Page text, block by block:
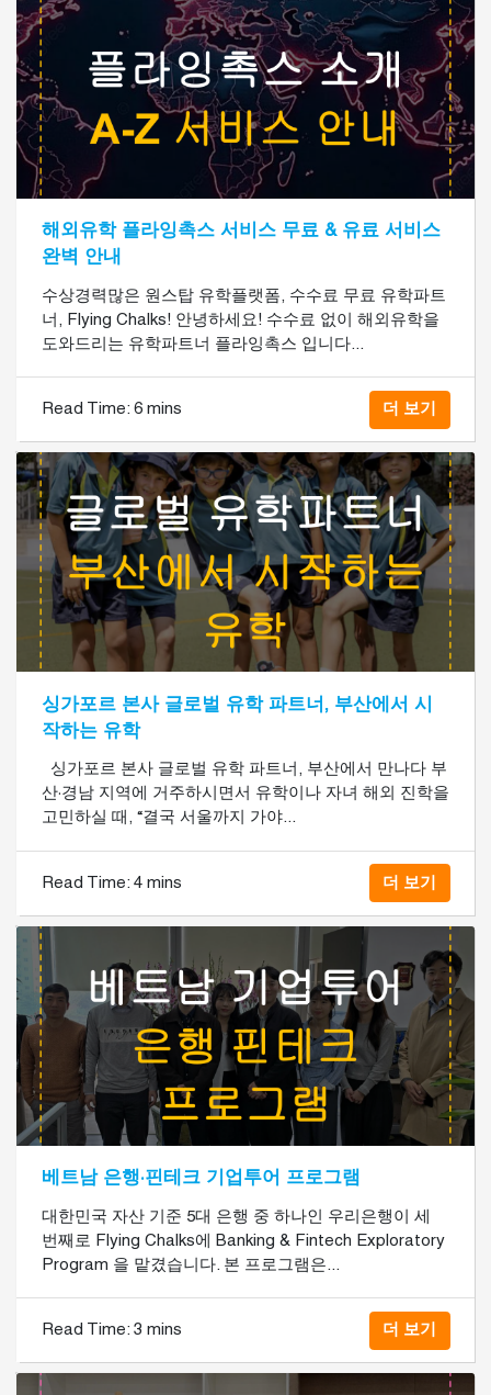
해외유학 플라잉촉스 서비스 무료 & 유료 서비스
완벽 안내
수상경력많은 원스탑 유학플랫폼, 수수료 무료 유학파트
너, Flying Chalks! 안녕하세요! 수수료 없이 해외유학을
도와드리는 유학파트너 플라잉촉스 입니다...
Read Time: 6 mins 더 보기
싱가포르 본사 글로벌 유학 파트너, 부산에서 시
작하는 유학
싱가포르 본사 글로벌 유학 파트너, 부산에서 만나다 부
산·경남 지역에 거주하시면서 유학이나 자녀 해외 진학을
고민하실 때, “결국 서울까지 가야...
Read Time: 4 mins 더 보기
베트남 은행·핀테크 기업투어 프로그램
대한민국 자산 기준 5대 은행 중 하나인 우리은행이 세
번째로 Flying Chalks에 Banking & Fintech Exploratory
Program 을 맡겼습니다. 본 프로그램은...
Read Time: 3 mins 더 보기